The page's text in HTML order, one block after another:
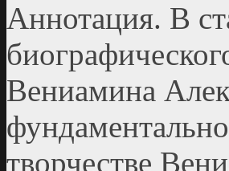
Аннотация. В
Вениамина
творчестве